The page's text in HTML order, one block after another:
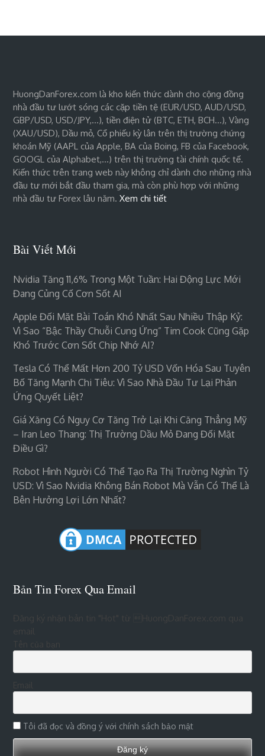
HuongDanForex.com là kho kiến thức dành cho cộng đồng
nhà đầu tư lướt sóng các cặp tiền tệ (EUR/USD, AUD/USD,
GBP/USD, USD/JPY,…), tiền điện tử (BTC, ETH, BCH…), Vàng
(XAU/USD), Dầu mỏ, Cổ phiếu kỳ lân trên thị trường chứng
khoán Mỹ (AAPL của Apple, BA của Boing, FB của Facebook,
GOOGL của Alphabet,…) trên thị trường tài chính quốc tế.
Kiến thức trên trang web này không chỉ dành cho những nhà
đầu tư mới bắt đầu tham gia, mà còn phù hợp với những
nhà đầu tư Forex lâu năm.Xem chi tiết
Bài Viết Mới
Nvidia Tăng 11,6% Trong Một Tuần: Hai Động Lực Mới
Đang Củng Cố Cơn Sốt AI
Apple Đối Mặt Bài Toán Khó Nhất Sau Nhiều Thập Kỷ:
Vì Sao “bậc Thầy Chuỗi Cung Ứng” Tim Cook Cũng Gặp
Khó Trước Cơn Sốt Chip Nhớ AI?
Tesla Có Thể Mất Hơn 200 Tỷ USD Vốn Hóa Sau Tuyên
Bố Tăng Mạnh Chi Tiêu: Vì Sao Nhà Đầu Tư Lại Phản
Ứng Quyết Liệt?
Giá Xăng Có Nguy Cơ Tăng Trở Lại Khi Căng Thẳng Mỹ
– Iran Leo Thang: Thị Trường Dầu Mỏ Đang Đối Mặt
Điều Gì?
Robot Hình Người Có Thể Tạo Ra Thị Trường Nghìn Tỷ
USD: Vì Sao Nvidia Không Bán Robot Mà Vẫn Có Thể Là
Bên Hưởng Lợi Lớn Nhất?
Bản Tin Forex Qua Email
Đăng ký nhận bản tin "Hot" từ HuongDanForex.com qua
Tên của bạn
Tôi đã đọc và đồng ý với chính sách bảo mật